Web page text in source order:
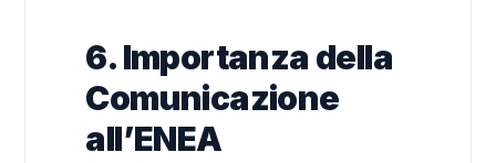
6. Importanza della
Comunicazione
all’ENEA